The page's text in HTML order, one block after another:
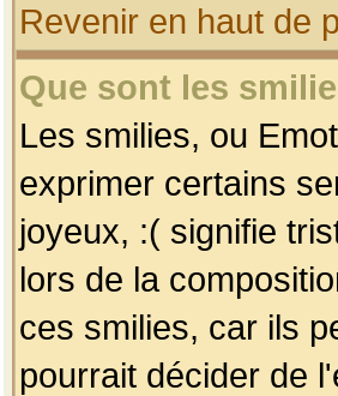
Revenir en haut de
Que sont les
Les smilies, ou
exprimer certains
joyeux, :( signifie
lors de la
ces smilies, car ils
pourrait décider de